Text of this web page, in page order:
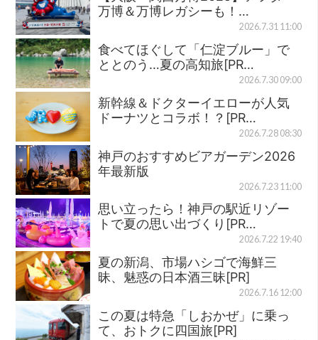
万博＆万博レガシーも！…
2026.7.31 11:00
食べてほぐして「仁淀ブルー」で
ととのう…夏の高知旅[PR…
2026.7.30 09:00
新幹線＆ドクターイエローが人気
ドーナツとコラボ！？[PR…
2026.7.28 08:30
神戸のおすすめビアガーデン2026
年最新版
2026.7.23 11:00
思い立ったら！神戸の駅近リゾー
トで夏の思い出づくり[PR…
2026.7.22 19:40
夏の新潟、市場ハシゴで海鮮三
昧、魅惑の日本酒三昧[PR]
2026.7.16 12:00
この夏は特急「しおかぜ」に乗っ
て、おトクに四国旅[PR]